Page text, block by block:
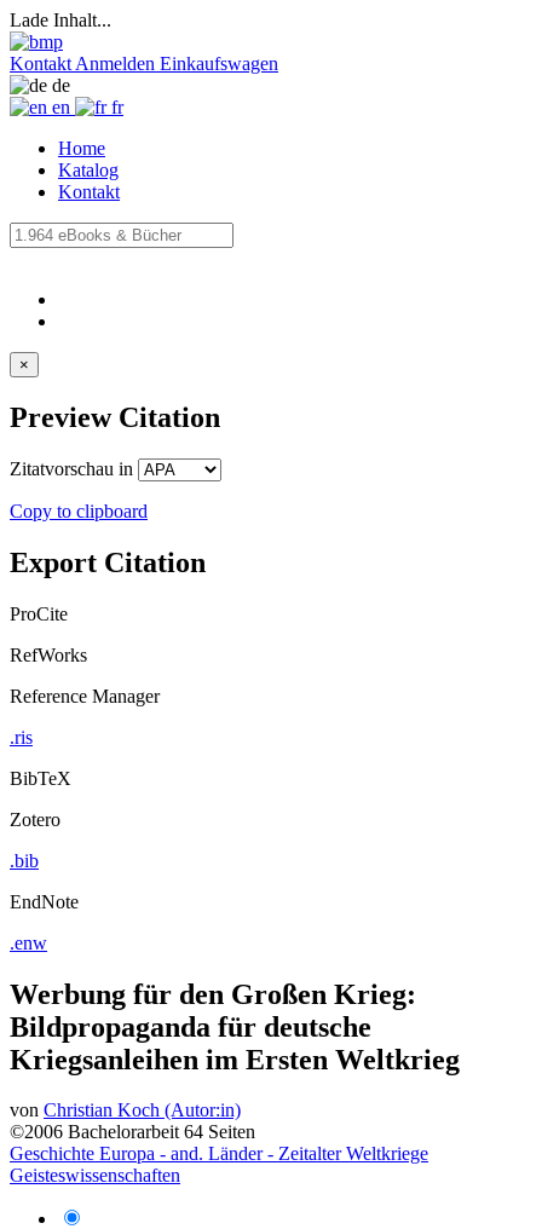
Lade Inhalt...
Kontakt Anmelden Einkaufswagen
de
en
fr
Home
Katalog
Kontakt
×
Preview Citation
Zitatvorschau in
Copy to clipboard
Export Citation
ProCite
RefWorks
Reference Manager
.ris
BibTeX
Zotero
.bib
EndNote
.enw
Werbung für den Großen Krieg:
Bildpropaganda für deutsche
Kriegsanleihen im Ersten Weltkrieg
von Christian Koch (Autor:in)
©2006 Bachelorarbeit 64 Seiten
Geschichte Europa - and. Länder - Zeitalter Weltkriege
Geisteswissenschaften